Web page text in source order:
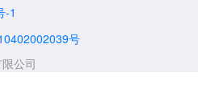
-1
号
公司